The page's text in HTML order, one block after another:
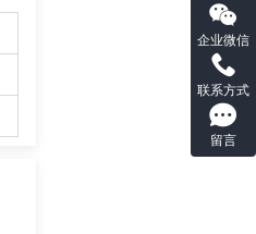
企业微信
联系方式
留言